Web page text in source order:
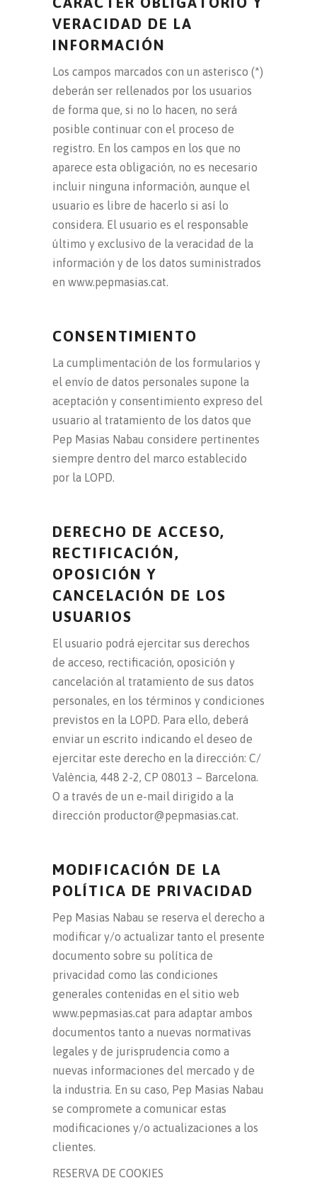
VERACIDAD DE LA
INFORMACIÓN
Los campos marcados con un asterisco (*)
deberán ser rellenados por los usuarios
de forma que, si no lo hacen, no será
posible continuar con el proceso de
registro. En los campos en los que no
aparece esta obligación, no es necesario
incluir ninguna información, aunque el
usuario es libre de hacerlo si así lo
considera. El usuario es el responsable
último y exclusivo de la veracidad de la
información y de los datos suministrados
en www.pepmasias.cat.
CONSENTIMIENTO
La cumplimentación de los formularios y
el envío de datos personales supone la
aceptación y consentimiento expreso del
usuario al tratamiento de los datos que
Pep Masias Nabau considere pertinentes
siempre dentro del marco establecido
por la LOPD.
DERECHO DE ACCESO,
RECTIFICACIÓN,
OPOSICIÓN Y
CANCELACIÓN DE LOS
USUARIOS
El usuario podrá ejercitar sus derechos
de acceso, rectificación, oposición y
cancelación al tratamiento de sus datos
personales, en los términos y condiciones
previstos en la LOPD. Para ello, deberá
enviar un escrito indicando el deseo de
ejercitar este derecho en la dirección: C/
València, 448 2-2, CP 08013 – Barcelona.
O a través de un e-mail dirigido a la
dirección productor@pepmasias.cat.
MODIFICACIÓN DE LA
POLÍTICA DE PRIVACIDAD
Pep Masias Nabau se reserva el derecho a
modificar y/o actualizar tanto el presente
documento sobre su política de
privacidad como las condiciones
generales contenidas en el sitio web
www.pepmasias.cat para adaptar ambos
documentos tanto a nuevas normativas
legales y de jurisprudencia como a
nuevas informaciones del mercado y de
la industria. En su caso, Pep Masias Nabau
se compromete a comunicar estas
modificaciones y/o actualizaciones a los
clientes.
RESERVA DE COOKIES